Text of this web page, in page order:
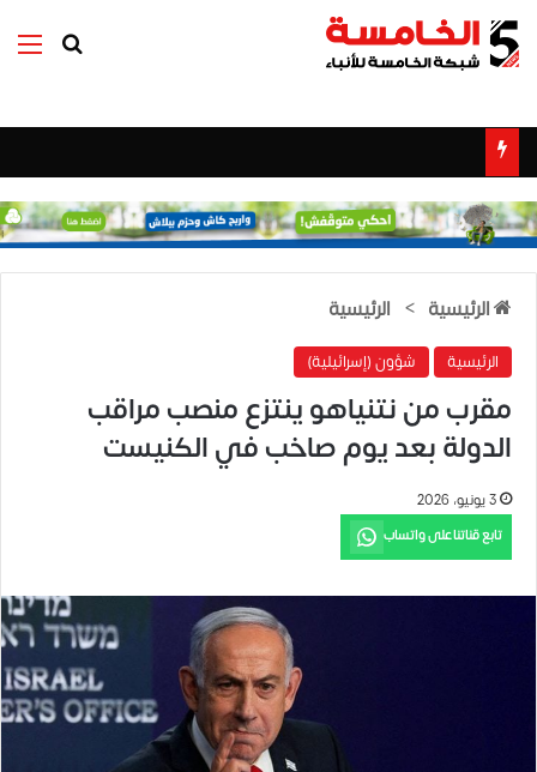
بحث عن
الرئيسية > الرئيسية
الرئيسية شؤون (إسرائيلية)
مقرب من نتنياهو ينتزع منصب مراقب
الدولة بعد يوم صاخب في الكنيست
3 يونيو، 2026
تابع قناتنا على واتساب